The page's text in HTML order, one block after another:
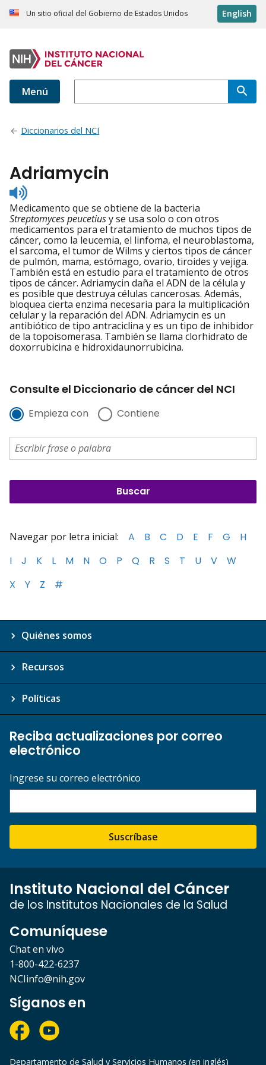
Un sitio oficial del Gobierno de Estados Unidos English
Menú
Diccionarios del NCI
Adriamycin
Listen
to
pronunciation
Medicamento que se obtiene de la bacteria
Streptomyces peucetiusy se usa solo o con otros
medicamentos para el tratamiento de muchos tipos de
cáncer, como la leucemia, el linfoma, el neuroblastoma,
el sarcoma, el tumor de Wilms y ciertos tipos de cáncer
de pulmón, mama, estómago, ovario, tiroides y vejiga.
También está en estudio para el tratamiento de otros
tipos de cáncer. Adriamycin daña el ADN de la célula y
es posible que destruya células cancerosas. Además,
bloquea cierta enzima necesaria para la multiplicación
celular y la reparación del ADN. Adriamycin es un
antibiótico de tipo antraciclina y es un tipo de inhibidor
de la topoisomerasa. También se llama clorhidrato de
doxorrubicina e hidroxidaunorrubicina.
Consulte el Diccionario de cáncer del NCI
Empieza con Contiene
Navegar por letra inicial: A B C D E F G
H
I
J K L M N O P Q R S T U V
W
X
Y Z #
Quiénes somos
Recursos
Políticas
Reciba actualizaciones por correo
electrónico
Ingrese su correo electrónico
Suscríbase
Instituto Nacional del Cáncer
de los Institutos Nacionales de la Salud
Comuníquese
Chat en vivo
1-800-422-6237
NCIinfo@nih.gov
Síganos en
Departamento de Salud y Servicios Humanos (en inglés)